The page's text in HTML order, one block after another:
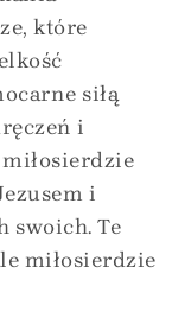
które
siłą
i
i
swoich. Te
miłosierdzie